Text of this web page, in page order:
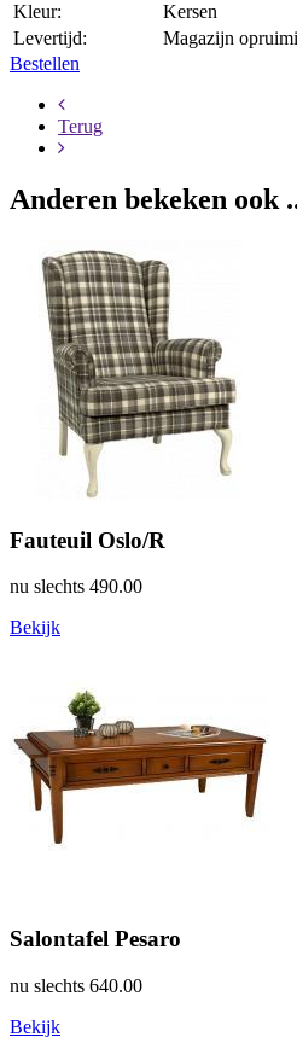
Kleur:
Kersen
Levertijd:
Magazijn
Bestellen
Terug
Anderen bekeken ook
Fauteuil Oslo/R
nu slechts 490.00
Bekijk
Salontafel Pesaro
nu slechts 640.00
Bekijk